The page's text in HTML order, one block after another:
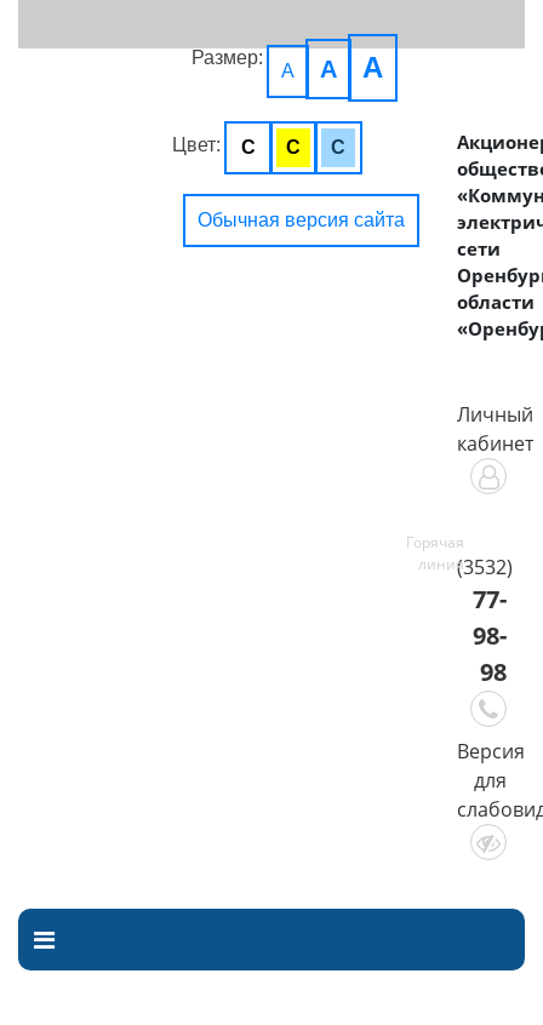
Размер:
A A A
Цвет: C C C
Обычная версия сайта
сети
области
Личный
кабинет
(3532)
77-
98-
98
Версия
для